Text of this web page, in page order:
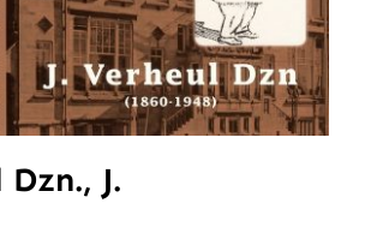
J.